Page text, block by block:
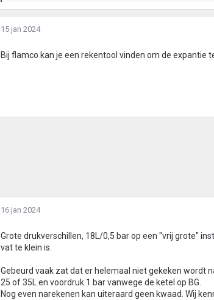
a
r
e
r
n
15 jan 2024
Bij flamco kan je een rekentool vinden om de expantie
16 jan 2024
Grote drukverschillen, 18L/0,5 bar op een "vrij grote"
vat te klein is.
Gebeurd vaak zat dat er helemaal niet gekeken wordt
25 of 35L en voordruk 1 bar vanwege de ketel op BG.
Nog even narekenen kan uiteraard geen kwaad. Wij